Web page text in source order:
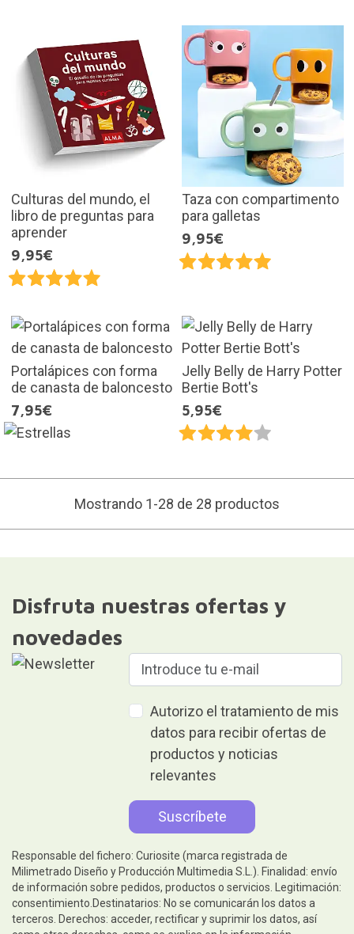
Culturas del mundo, el
libro de preguntas para
aprender
9,95€
Taza con compartimento
para galletas
9,95€
Portalápices con forma
de canasta de baloncesto
7,95€
Jelly Belly de Harry Potter
Bertie Bott's
5,95€
Mostrando 1-28 de 28 productos
Disfruta nuestras ofertas y
novedades
Autorizo el tratamiento de mis
datos para recibir ofertas de
productos y noticias
relevantes
Responsable del fichero: Curiosite (marca registrada de
Milimetrado Diseño y Producción Multimedia S.L.). Finalidad: envío
de información sobre pedidos, productos o servicios. Legitimación:
consentimiento.Destinatarios: No se comunicarán los datos a
terceros. Derechos: acceder, rectificar y suprimir los datos, así